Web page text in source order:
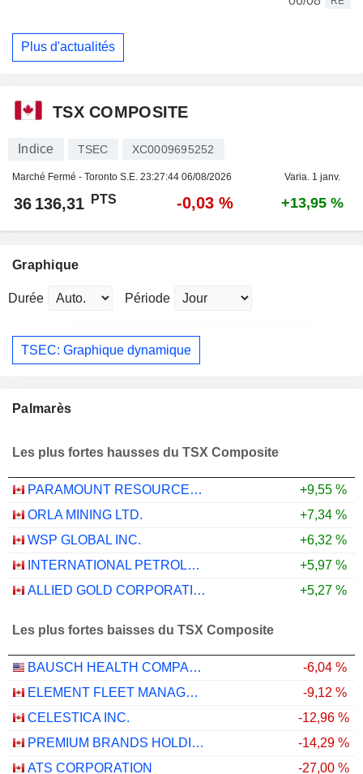
Plus d'actualités
TSX COMPOSITE
Indice TSEC XC0009695252
Marché Fermé - Toronto S.E. 23:27:44 06/08/2026 Varia. 1 janv.
36 136,31 PTS -0,03 % +13,95 %
Graphique
Durée Période
TSEC: Graphique dynamique
Palmarès
Les plus fortes hausses du TSX Composite
PARAMOUNT RESOURCES LTD.
+9,55 %
ORLA MINING LTD.
+7,34 %
WSP GLOBAL INC.
+6,32 %
INTERNATIONAL PETROLEUM CORPORATION
+5,97 %
ALLIED GOLD CORPORATION
+5,27 %
Les plus fortes baisses du TSX Composite
BAUSCH HEALTH COMPANIES INC.
-6,04 %
ELEMENT FLEET MANAGEMENT CORP.
-9,12 %
CELESTICA INC.
-12,96 %
PREMIUM BRANDS HOLDINGS CORPORATION
-14,29 %
ATS CORPORATION
-27,00 %